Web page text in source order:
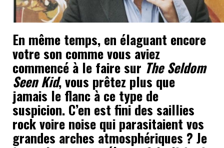
En même temps, en élaguant encore
votre son comme vous aviez
commencé à le faire sur The Seldom
Seen Kid, vous prêtez plus que
jamais le flanc à ce type de
suspicion. C’en est fini des saillies
rock voire noise qui parasitaient vos
grandes arches atmosphériques ? Je